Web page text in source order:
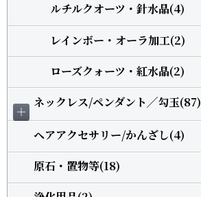
ルチルクオーツ・針水晶(4)
レインボー・オーラ加工(2)
ローズクォーツ・紅水晶(2)
＋
ネックレス/ペンダント╱勾玉(87)
ヘアアクセサリー/かんざし(4)
原石・置物等(18)